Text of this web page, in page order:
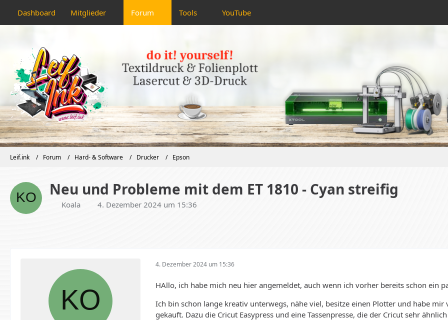
Dashboard Mitglieder Forum Tools YouTube
Leif.ink Forum Hard- & Software Drucker Epson
Neu und Probleme mit dem ET 1810 - Cyan streifig
Koala 4. Dezember 2024 um 15:36
4. Dezember 2024 um 15:36
HAllo, ich habe mich neu hier angemeldet, auch wenn ich vorher bereits schon ein
Ich bin schon lange kreativ unterwegs, nähe viel, besitze einen Plotter und habe
gekauft. Dazu die Cricut Easypress und eine Tassenpresse, die der Cricut sehr